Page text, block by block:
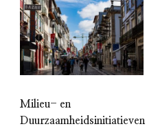
Milieu- en
Duurzaamheidsinitiatieven